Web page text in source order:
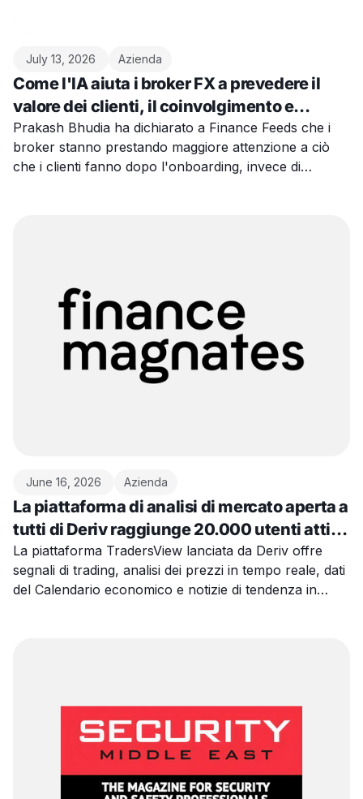
July 13, 2026 Azienda
Come l'IA aiuta i broker FX a prevedere il
valore dei clienti, il coinvolgimento e
l'abbandono
Prakash Bhudia ha dichiarato a Finance Feeds che i
broker stanno prestando maggiore attenzione a ciò
che i clienti fanno dopo l'onboarding, invece di
June 16, 2026 Azienda
La piattaforma di analisi di mercato aperta a
tutti di Deriv raggiunge 20.000 utenti attivi
in una settimana
La piattaforma TradersView lanciata da Deriv offre
segnali di trading, analisi dei prezzi in tempo reale, dati
del Calendario economico e notizie di tendenza in